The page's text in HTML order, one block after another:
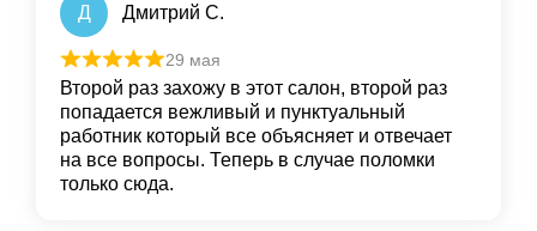
Д Дмитрий С.
29 мая
Второй раз захожу в этот салон, второй раз
попадается вежливый и пунктуальный
работник который все объясняет и отвечает
на все вопросы. Теперь в случае поломки
только сюда.